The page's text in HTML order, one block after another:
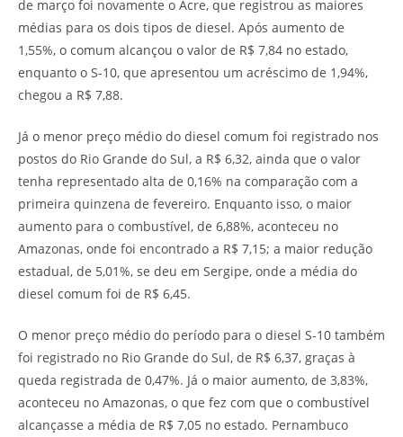
de março foi novamente o Acre, que registrou as maiores
médias para os dois tipos de diesel. Após aumento de
1,55%, o comum alcançou o valor de R$ 7,84 no estado,
enquanto o S-10, que apresentou um acréscimo de 1,94%,
chegou a R$ 7,88.
Já o menor preço médio do diesel comum foi registrado nos
postos do Rio Grande do Sul, a R$ 6,32, ainda que o valor
tenha representado alta de 0,16% na comparação com a
primeira quinzena de fevereiro. Enquanto isso, o maior
aumento para o combustível, de 6,88%, aconteceu no
Amazonas, onde foi encontrado a R$ 7,15; a maior redução
estadual, de 5,01%, se deu em Sergipe, onde a média do
diesel comum foi de R$ 6,45.
O menor preço médio do período para o diesel S-10 também
foi registrado no Rio Grande do Sul, de R$ 6,37, graças à
queda registrada de 0,47%. Já o maior aumento, de 3,83%,
aconteceu no Amazonas, o que fez com que o combustível
alcançasse a média de R$ 7,05 no estado. Pernambuco